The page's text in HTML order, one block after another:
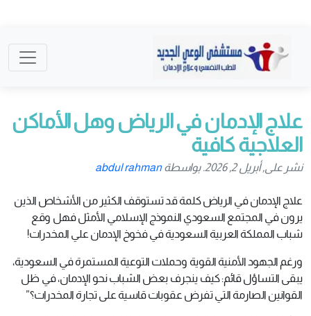
علاج الإدمان في الرياض وهل الأماكن
العلاجية كافية
نشر على, أبريل 2, 2026. بواسطة abdul rahman
علاج الإدمان في الرياض كلمة قد تستوقف الكثير من الأشخاص الذين
يرون في المجتمع السعودي النموذج الإسلامي الأمثل فهل وقع
شباب المملكة العربية السعودية في فخوخ الإدمان علي المخدرات!
ورغم الجهود الأمنية القوية وحملات التوعية المستمرة في السعودية،
يبقى التساؤل قائم: كيف ينجرف بعض الشباب نحو الإدمان، في ظل
القوانين الصارمة التي تفرض عقوبات قاسية على تجارة المخدرات؟”